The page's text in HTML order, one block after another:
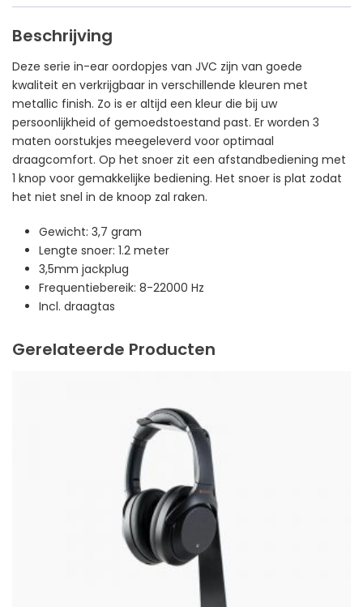
Beschrijving
Deze serie in-ear oordopjes van JVC zijn van goede
kwaliteit en verkrijgbaar in verschillende kleuren met
metallic finish. Zo is er altijd een kleur die bij uw
persoonlijkheid of gemoedstoestand past. Er worden 3
maten oorstukjes meegeleverd voor optimaal
draagcomfort. Op het snoer zit een afstandbediening met
1 knop voor gemakkelijke bediening. Het snoer is plat zodat
het niet snel in de knoop zal raken.
Gewicht: 3,7 gram
Lengte snoer: 1.2 meter
3,5mm jackplug
Frequentiebereik: 8-22000 Hz
Incl. draagtas
Gerelateerde Producten